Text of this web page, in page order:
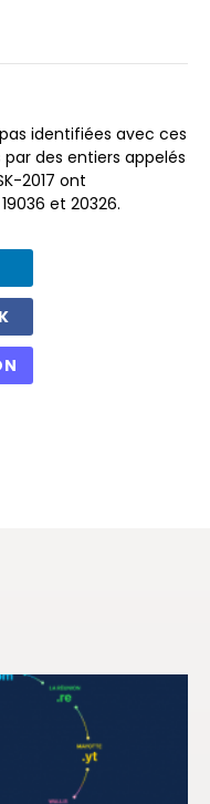
identifiées avec ces
par des entiers appelés
2017 ont
et 20326.